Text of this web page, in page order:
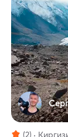
(2)